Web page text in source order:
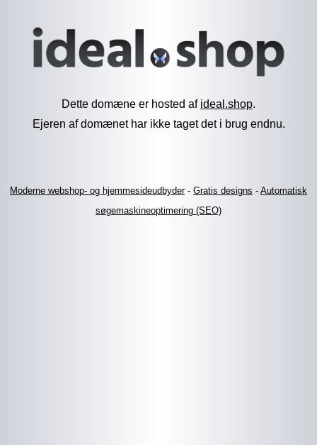
Dette domæne er hosted af ideal.shop.
Ejeren af domænet har ikke taget det i brug endnu.
Moderne webshop- og hjemmesideudbyder- Gratis designs - Automatisk
søgemaskineoptimering (SEO)